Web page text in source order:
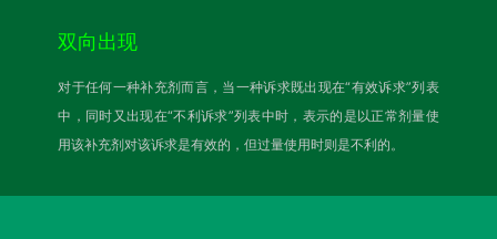
双向出现
对于任何一种补充剂而言，当一种诉求既出现在“有效诉求”列表
中，同时又出现在“不利诉求”列表中时，表示的是以正常剂量使
用该补充剂对该诉求是有效的，但过量使用时则是不利的。